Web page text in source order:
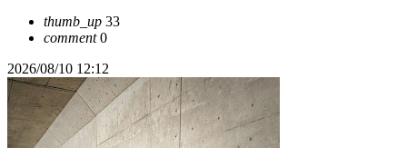
thumb_up 33
comment0
2026/08/10 12:12